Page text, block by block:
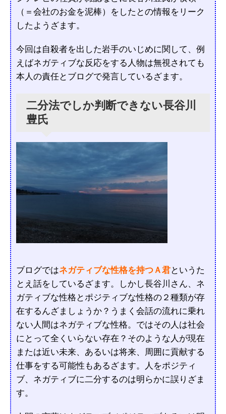
（＝会社のお金を泥棒）をしたとの情報をリーク
したようざます。
今回は自殺者を出した岩手のいじめに関して、例
えばネガティブな反応をする人物は無視されても
本人の責任とブログで発言しているざます。
二分法でしか判断できない長谷川
豊氏
ブログではネガティブな性格を持つＡ君というた
とえ話をしているざます。しかし長谷川さん、ネ
ガティブな性格とポジティブな性格の２種類が存
在するんざましょうか？うまく会話の流れに乗れ
ない人間はネガティブな性格。ではその人は社会
にとって全くいらない存在？そのような人が現在
または近い未来、あるいは将来、周囲に貢献する
仕事をする可能性もあるざます。人をポジティ
ブ、ネガティブに二分するのは明らかに誤りざま
す。